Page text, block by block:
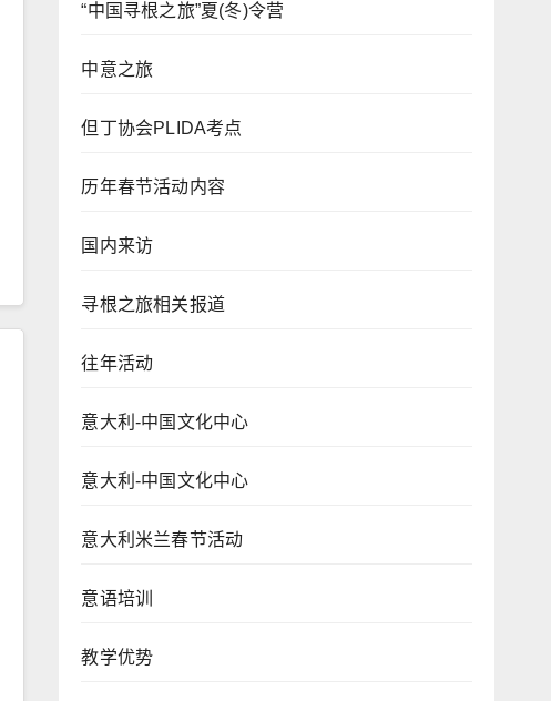
“中国寻根之旅”夏(冬)令营
中意之旅
但丁协会PLIDA考点
历年春节活动内容
国内来访
寻根之旅相关报道
往年活动
意大利-中国文化中心
意大利-中国文化中心
意大利米兰春节活动
意语培训
教学优势